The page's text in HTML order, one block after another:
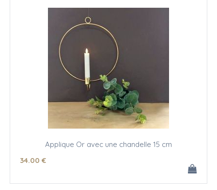
Applique Or avec une chandelle 15 cm
34.00 €